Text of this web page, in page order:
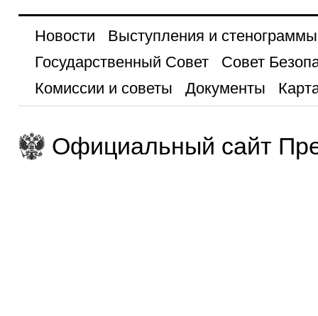
Новости
Выступления и стенограммы
Государственный Совет
Совет
Комиссии и советы
Документы
Официальный сайт